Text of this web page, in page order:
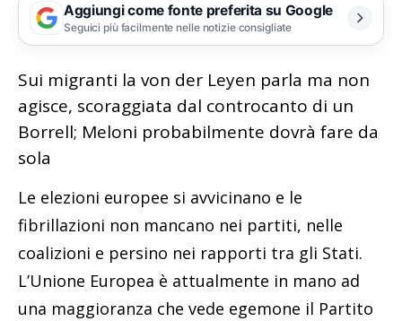
Aggiungi come fonte preferita su Google
Seguici più facilmente nelle notizie consigliate
Sui migranti la von der Leyen parla ma non
agisce, scoraggiata dal controcanto di un
Borrell; Meloni probabilmente dovrà fare da
sola
Le elezioni europee si avvicinano e le
fibrillazioni non mancano nei partiti, nelle
coalizioni e persino nei rapporti tra gli Stati.
L’Unione Europea è attualmente in mano ad
una maggioranza che vede egemone il Partito